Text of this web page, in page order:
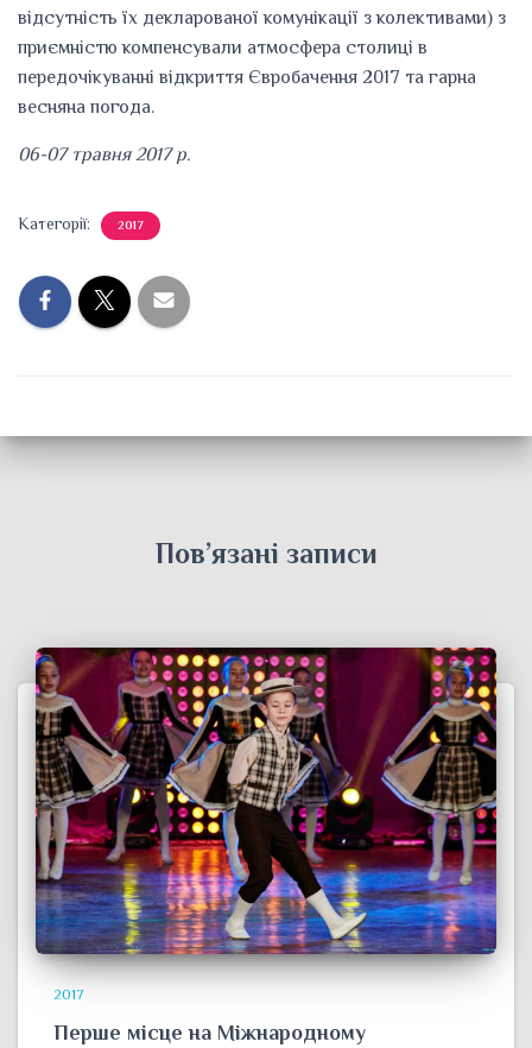
відсутність їх декларованої комунікації з колективами) з
приємністю компенсували атмосфера столиці в
передочікуванні відкриття Євробачення 2017 та гарна
весняна погода.
06-07 травня 2017 р.
Категорії: 2017
Пов’язані записи
2017
Перше місце на Міжнародному